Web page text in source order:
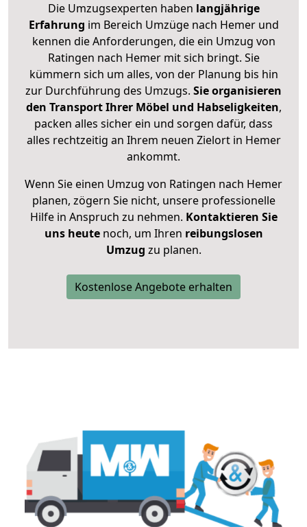
Die Umzugsexperten haben langjährige
Erfahrung im Bereich Umzüge nach Hemer und
kennen die Anforderungen, die ein Umzug von
Ratingen nach Hemer mit sich bringt. Sie
kümmern sich um alles, von der Planung bis hin
zur Durchführung des Umzugs. Sie organisieren
den Transport Ihrer Möbel und Habseligkeiten,
packen alles sicher ein und sorgen dafür, dass
alles rechtzeitig an Ihrem neuen Zielort in Hemer
ankommt.
Wenn Sie einen Umzug von Ratingen nach Hemer
planen, zögern Sie nicht, unsere professionelle
Hilfe in Anspruch zu nehmen. Kontaktieren Sie
uns heutenoch, um Ihren reibungslosen
Umzug zu planen.
Kostenlose Angebote erhalten